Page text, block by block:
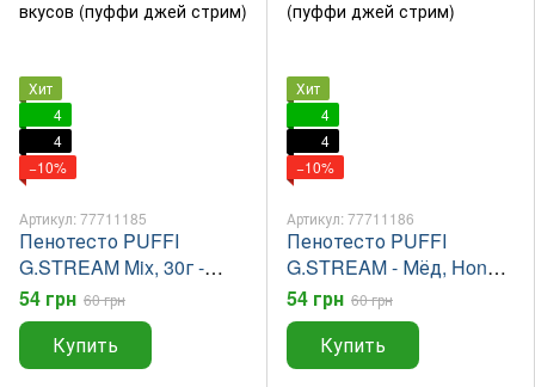
Хит
4
4
−10%
Артикул: 77711185
Пенотесто PUFFI
G.STREAM Mix, 30г -
Микс вкусов (пуффи
джей стрим)
54 грн 60 грн
Купить
Хит
4
4
−10%
Артикул: 77711186
Пенотесто PUFFI
G.STREAM - Мёд, Honey
30г (пуффи джей стрим)
54 грн 60 грн
Купить